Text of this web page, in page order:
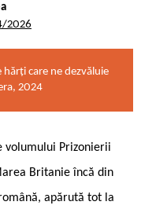
2026
hărți care ne dezvăluie
2024
volumului Prizonierii
Britanie încă din
apărută tot la